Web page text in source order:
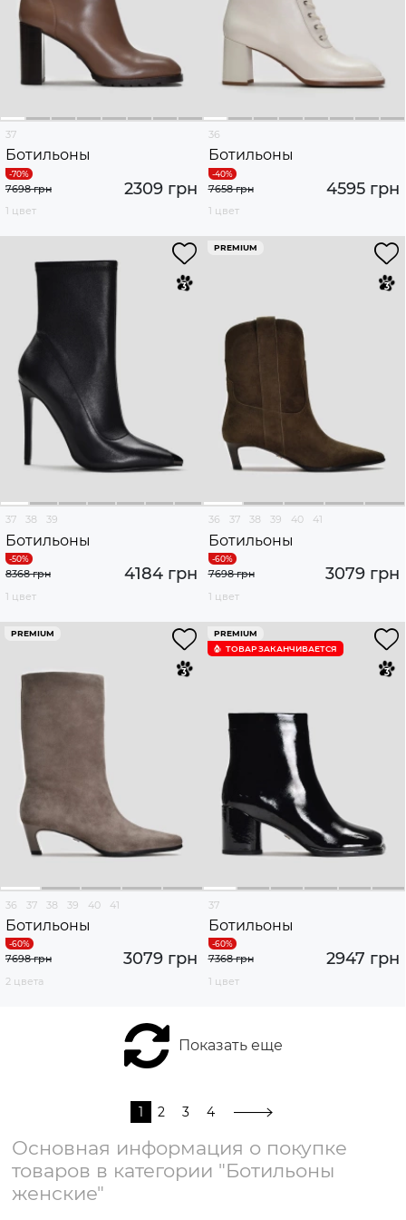
37
Ботильоны
2309 грн
7698 грн
1 цвет
36
Ботильоны
4595 грн
7658 грн
1 цвет
37 38 39
Ботильоны
4184 грн
8368 грн
1 цвет
PREMIUM
36 37 38 39 40 41
Ботильоны
3079 грн
7698 грн
1 цвет
PREMIUM
36 37 38 39 40 41
Ботильоны
3079 грн
7698 грн
2 цвета
PREMIUM
ТОВАР ЗАКАНЧИВАЕТСЯ
37
Ботильоны
2947 грн
7368 грн
1 цвет
Показать еще
1 2 3 4
Основная информация о покупке
товаров в категории "Ботильоны
женские"